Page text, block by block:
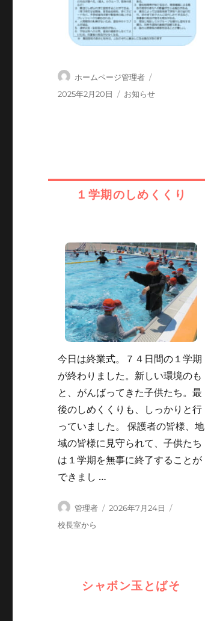
投
稿
ホームページ管理者
投
2025年2月20日
カ
お知らせ
１学期のしめくくり
今日は終業式。７４日間の１学期
が終わりました。新しい環境のも
と、がんばってきた子供たち。最
後のしめくくりも、しっかりと行
っていました。 保護者の皆様、地
域の皆様に見守られて、子供たち
は１学期を無事に終了することが
できまし …
投
稿
管理者
投
2026年7月24日
カ
校長室から
シャボン玉とばそ